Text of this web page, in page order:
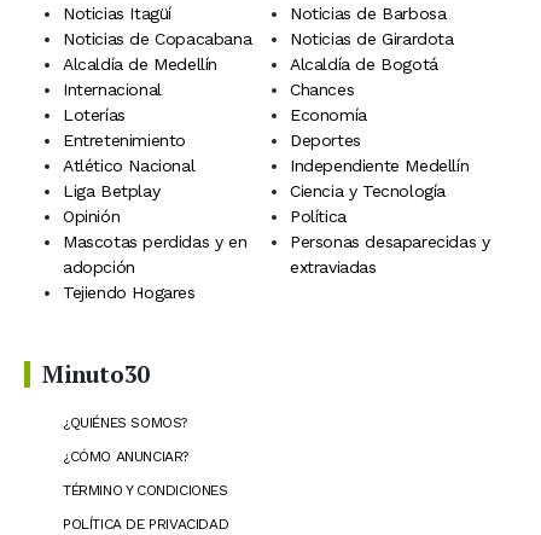
Noticias Itagüí
Noticias de Barbosa
Noticias de Copacabana
Noticias de Girardota
Alcaldía de Medellín
Alcaldía de Bogotá
Internacional
Chances
Loterías
Economía
Entretenimiento
Deportes
Atlético Nacional
Independiente Medellín
Liga Betplay
Ciencia y Tecnología
Opinión
Política
Mascotas perdidas y en
adopción
Personas desaparecidas y
extraviadas
Tejiendo Hogares
Minuto30
¿QUIÉNES SOMOS?
¿CÓMO ANUNCIAR?
TÉRMINO Y CONDICIONES
POLÍTICA DE PRIVACIDAD